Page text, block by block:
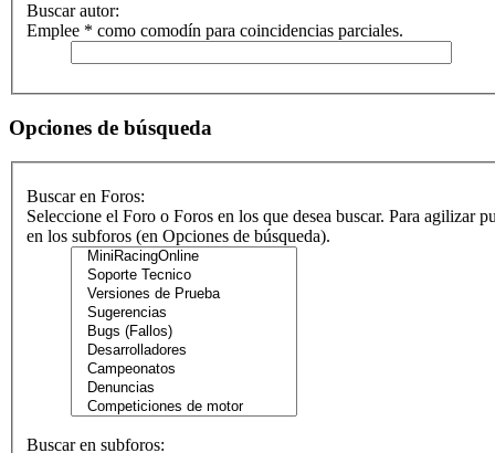
Buscar autor:
Emplee * como comodín para coincidencias parciales.
Opciones de búsqueda
Buscar en Foros:
Seleccione el Foro o Foros en los que desea buscar. Para agilizar
en los subforos (en Opciones de búsqueda).
Buscar en subforos: